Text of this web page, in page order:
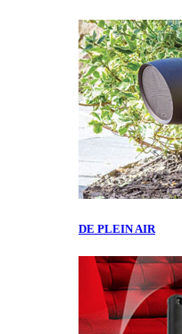
DE PLEIN AIR